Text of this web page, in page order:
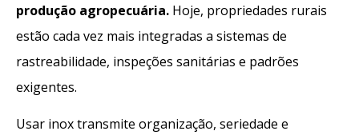
produção agropecuária. Hoje, propriedades rurais
estão cada vez mais integradas a sistemas de
rastreabilidade, inspeções sanitárias e padrões
exigentes.
Usar inox transmite organização, seriedade e